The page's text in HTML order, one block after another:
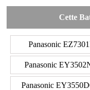
Cette
Panasonic
Panasonic
Panasonic